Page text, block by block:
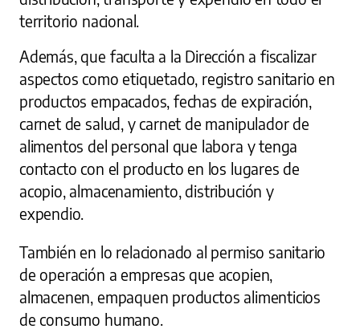
territorio nacional.
Además, que faculta a la Dirección a fiscalizar
aspectos como etiquetado, registro sanitario en
productos empacados, fechas de expiración,
carnet de salud, y carnet de manipulador de
alimentos del personal que labora y tenga
contacto con el producto en los lugares de
acopio, almacenamiento, distribución y
expendio.
También en lo relacionado al permiso sanitario
de operación a empresas que acopien,
almacenen, empaquen productos alimenticios
de consumo humano.